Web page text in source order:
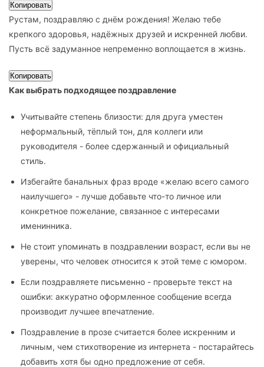
Копировать
Рустам, поздравляю с днём рождения! Желаю тебе
крепкого здоровья, надёжных друзей и искренней любви.
Пусть всё задуманное непременно воплощается в жизнь.
Копировать
Как выбрать подходящее поздравление
Учитывайте степень близости: для друга уместен
неформальный, тёплый тон, для коллеги или
руководителя - более сдержанный и официальный
стиль.
Избегайте банальных фраз вроде «желаю всего самого
наилучшего» - лучше добавьте что-то личное или
конкретное пожелание, связанное с интересами
именинника.
Не стоит упоминать в поздравлении возраст, если вы не
уверены, что человек относится к этой теме с юмором.
Если поздравляете письменно - проверьте текст на
ошибки: аккуратно оформленное сообщение всегда
производит лучшее впечатление.
Поздравление в прозе считается более искренним и
личным, чем стихотворение из интернета - постарайтесь
добавить хотя бы одно предложение от себя.